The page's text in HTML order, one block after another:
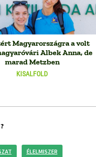
KISALFOLD
Magyarországra a volt
Albek Anna, de
marad Metzben
ÉLELMISZER